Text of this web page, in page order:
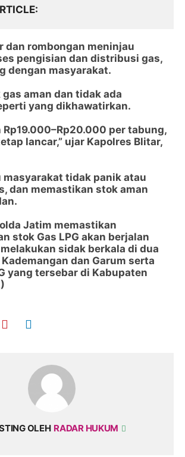
dan rombongan meninjau
pengisian dan distribusi gas,
dengan masyarakat.
aman dan tidak ada
yang dikhawatirkan.
Rp19.000–Rp20.000 per tabung,
lancar,” ujar Kapolres Blitar,
masyarakat tidak panik atau
dan memastikan stok aman
Jatim memastikan
stok Gas LPG akan berjalan
sidak berkala di dua
Kademangan dan Garum serta
yang tersebar di Kabupaten
OLEH RADAR HUKUM